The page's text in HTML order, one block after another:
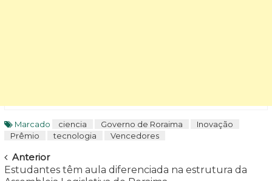
Marcado ciencia Governo de Roraima
Inovação
Prêmio
tecnologia Vencedores
Navegar
Anterior
Estudantes têm aula diferenciada na estrutura da